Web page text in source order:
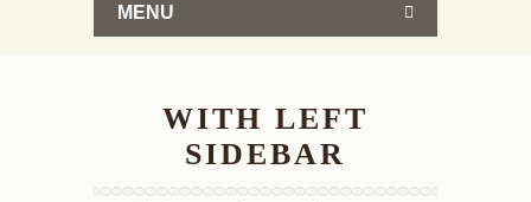
MENU
WITH LEFT
SIDEBAR